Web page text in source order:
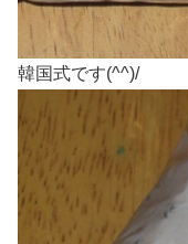
韓国式です(^^)/